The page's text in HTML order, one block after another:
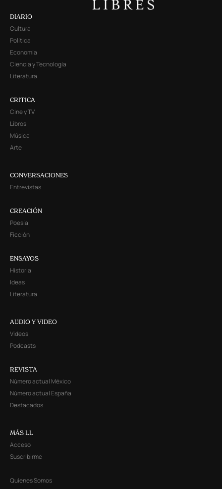
DIARIO
Cultura
Política
Economía
Ciencia y Tecnología
Literatura
CRITICA
Cine y TV
Libros
Música
Arte
CONVERSACIONES
Entrevistas
CREACIÓN
Poesía
Ficción
ENSAYOS
Historia
Ideas
Literatura
AUDIO Y VIDEO
Videos
Podcasts
REVISTA
Número actual México
Número actual España
Destacados
MÁS LL
Acceso
Suscribirme
Quienes Somos